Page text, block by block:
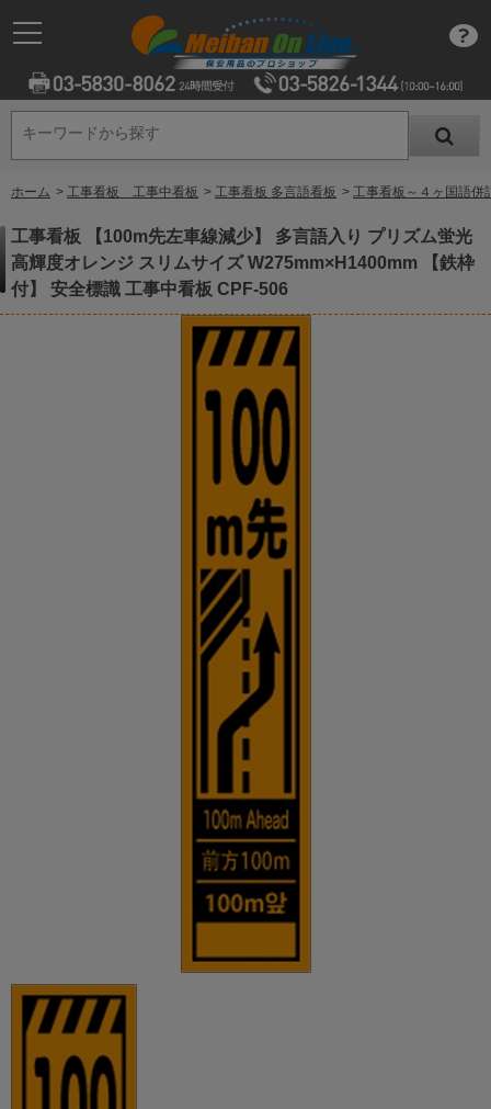
キーワードから探す
キーワードから探す
ホーム > 工事看板 工事中看板 > 工事看板 多言語看板 > 工事看板～４ヶ国語併
工事看板 【100m先左車線減少】 多言語入り プリズム蛍光
高輝度オレンジ スリムサイズ W275mm×H1400mm 【鉄枠
付】 安全標識 工事中看板 CPF-506